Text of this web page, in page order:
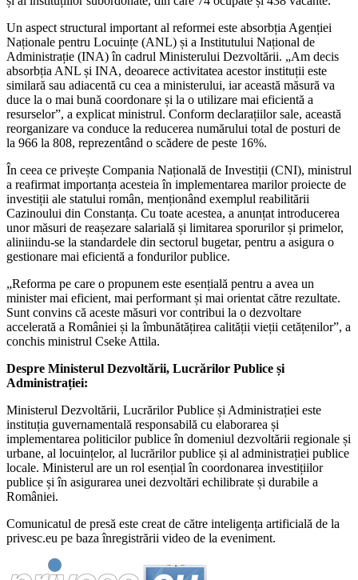
Un aspect structural important al reformei este absorbția Agenției
Naționale pentru Locuințe (ANL) și a Institutului Național de
Administrație (INA) în cadrul Ministerului Dezvoltării. „Am decis
absorbția ANL și INA, deoarece activitatea acestor instituții este
similară sau adiacentă cu cea a ministerului, iar această măsură va
duce la o mai bună coordonare și la o utilizare mai eficientă a
resurselor”, a explicat ministrul. Conform declarațiilor sale, această
reorganizare va conduce la reducerea numărului total de posturi de
la 966 la 808, reprezentând o scădere de peste 16%.
În ceea ce privește Compania Națională de Investiții (CNI), ministrul
a reafirmat importanța acesteia în implementarea marilor proiecte de
investiții ale statului român, menționând exemplul reabilitării
Cazinoului din Constanța. Cu toate acestea, a anunțat introducerea
unor măsuri de reașezare salarială și limitarea sporurilor și primelor,
aliniindu-se la standardele din sectorul bugetar, pentru a asigura o
gestionare mai eficientă a fondurilor publice.
„Reforma pe care o propunem este esențială pentru a avea un
minister mai eficient, mai performant și mai orientat către rezultate.
Sunt convins că aceste măsuri vor contribui la o dezvoltare
accelerată a României și la îmbunătățirea calității vieții cetățenilor”, a
conchis ministrul Cseke Attila.
Despre Ministerul Dezvoltării, Lucrărilor Publice și
Administrației:
Ministerul Dezvoltării, Lucrărilor Publice și Administrației este
instituția guvernamentală responsabilă cu elaborarea și
implementarea politicilor publice în domeniul dezvoltării regionale și
urbane, al locuințelor, al lucrărilor publice și al administrației publice
locale. Ministerul are un rol esențial în coordonarea investițiilor
publice și în asigurarea unei dezvoltări echilibrate și durabile a
României.
Comunicatul de presă este creat de către inteligența artificială de la
privesc.eu pe baza înregistrării video de la eveniment.